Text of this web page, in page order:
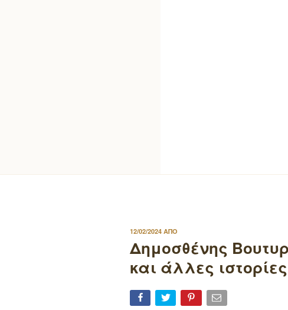
ΔΗΜΟΣΙΕΥΤΗΚΕ
12/02/2024 ΑΠΟ
Δημοσθένης
και άλλες